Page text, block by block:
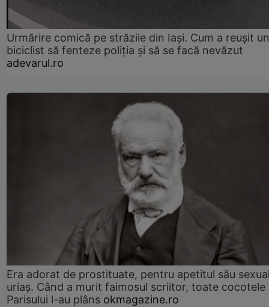
Urmărire comică pe străzile din Iași. Cum a reușit un
biciclist să fenteze poliția și să se facă nevăzut
adevarul.ro
Era adorat de prostituate, pentru apetitul său
uriaș. Când a murit faimosul scriitor, toate cocotele
Parisului l-au plâns okmagazine.ro